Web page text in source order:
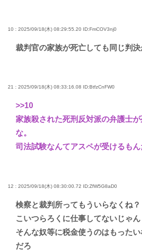
10 : 2025/09/18(木) 08:29:55.20 ID:FmCOV3nj0
裁判官の家族が死亡しても同じ判
21 : 2025/09/18(木) 08:33:16.08 ID:BtfzCnFW0
>>10
家族殺された死刑反対派の弁護士
な。
司法試験なんてアスペが受けるもん
12 : 2025/09/18(木) 08:30:00.72 ID:ZfW5G8aD0
検察と裁判所ってもういらなくね？
こいつらろくに仕事してないじゃん
そんな奴等に税金使うのはもった
だろ